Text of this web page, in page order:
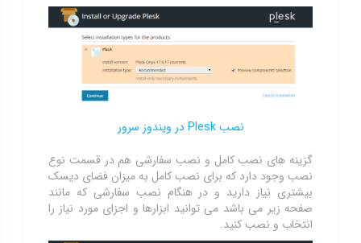
نصب Plesk در ویندوز سرور
گزینه های نصب کامل و نصب سفارشی هم در قسمت نوع
نصب وجود دارد که برای نصب کامل به میزان فضای دیسک
بیشتری نیاز دارید و در هنگام نصب سفارشی که مانند
صفحه زیر می باشد می توانید ابزارها و اجزای مورد نیاز را
انتخاب و نصب کنید.